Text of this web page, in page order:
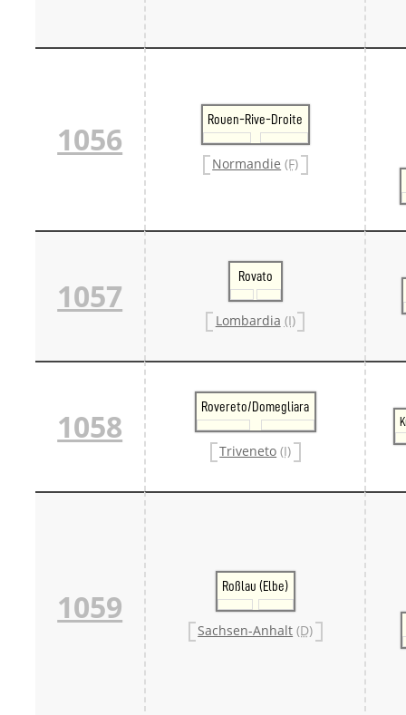
1056
Rouen-Rive-Droite
Normandie (F)
1057
Rovato
Lombardia (I)
1058
Rovereto/Domegliara
Triveneto (I)
1059
Roßlau (Elbe)
Sachsen-Anhalt (D)